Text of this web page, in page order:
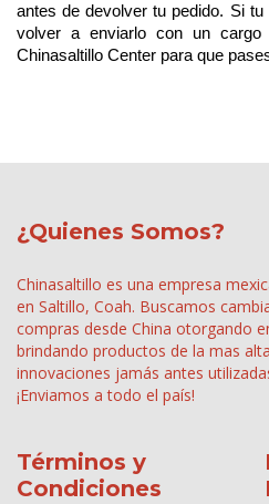
antes de devolver tu pedido. Si
volver a enviarlo con un
Chinasaltillo Center para que
¿Quienes Somos?
Chinasaltillo es una empresa
en Saltillo, Coah. Buscamos
compras desde China otorgando
brindando productos de la mas
innovaciones jamás antes
¡Enviamos a todo el país!
Términos y
Condiciones